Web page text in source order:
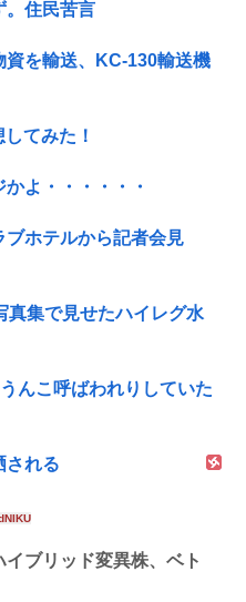
。住民苦言
を輸送、KC-130輸送機
てみた！
かよ・・・・・・
ブホテルから記者会見
真集で見せたハイレグ水
んこ呼ばわれりしていた
される
ブリッド変異株、ベト